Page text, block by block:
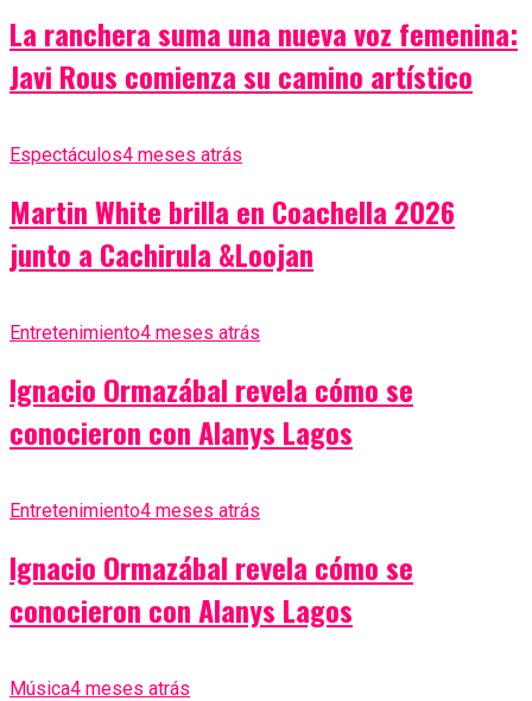
La ranchera suma una nueva voz femenina:
Javi Rous comienza su camino artístico
Espectáculos4 meses atrás
Martin White brilla en Coachella 2026
junto a Cachirula &Loojan
Entretenimiento4 meses atrás
Ignacio Ormazábal revela cómo se
conocieron con Alanys Lagos
Entretenimiento4 meses atrás
Ignacio Ormazábal revela cómo se
conocieron con Alanys Lagos
Música4 meses atrás